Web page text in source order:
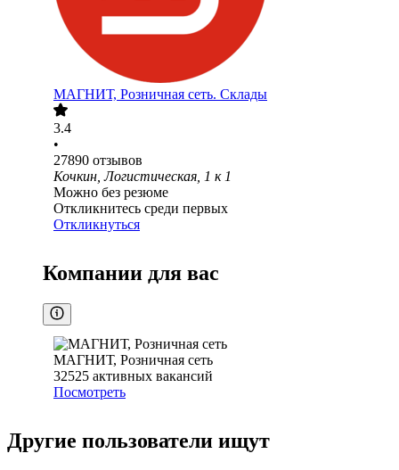
МАГНИТ, Розничная сеть. Склады
3.4
•
27890 отзывов
Кочкин, Логистическая, 1 к 1
Можно без резюме
Откликнитесь среди первых
Откликнуться
Компании для вас
МАГНИТ, Розничная сеть
32525 активных вакансий
Посмотреть
Другие пользователи ищут